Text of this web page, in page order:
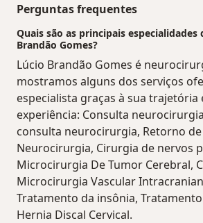
Perguntas frequentes
Quais são as principais especialidades
Brandão Gomes?
Lúcio Brandão Gomes é
mostramos alguns dos serviços
especialista graças à sua trajetória
experiência: Consulta
consulta neurocirurgia, Retorno
Neurocirurgia, Cirurgia de nervos
Microcirurgia De Tumor Cerebral,
Microcirurgia Vascular
Tratamento da insônia,
Hernia Discal Cervical.